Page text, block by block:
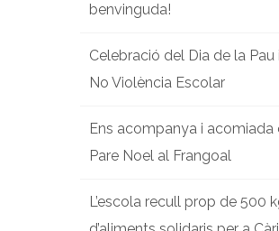
benvinguda!
Celebració del Dia de la Pau
No Violència Escolar
Ens acompanya i acomiada
Pare Noel al Frangoal
L’escola recull prop de 500